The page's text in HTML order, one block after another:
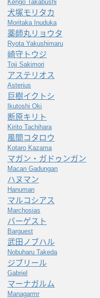
Kengo Takabushi
犬塚モリタカ
Moritaka Inuduka
薬師丸リョウタ
Ryota Yakushimaru
崎守トウジ
Toji Sakimori
アステリオス
Asterius
巨樹イクトシ
Ikutoshi Oki
断原キリト
Kirito Tachihara
風間コタロウ
Kotaro Kazama
マガン・ガドゥンガン
Macan Gadungan
ハヌマン
Hanuman
マルコシアス
Marchosias
バーゲスト
Barguest
武田ノブハル
Nobuharu Takeda
ジブリール
Gabriel
マーナガルム
Managarmr